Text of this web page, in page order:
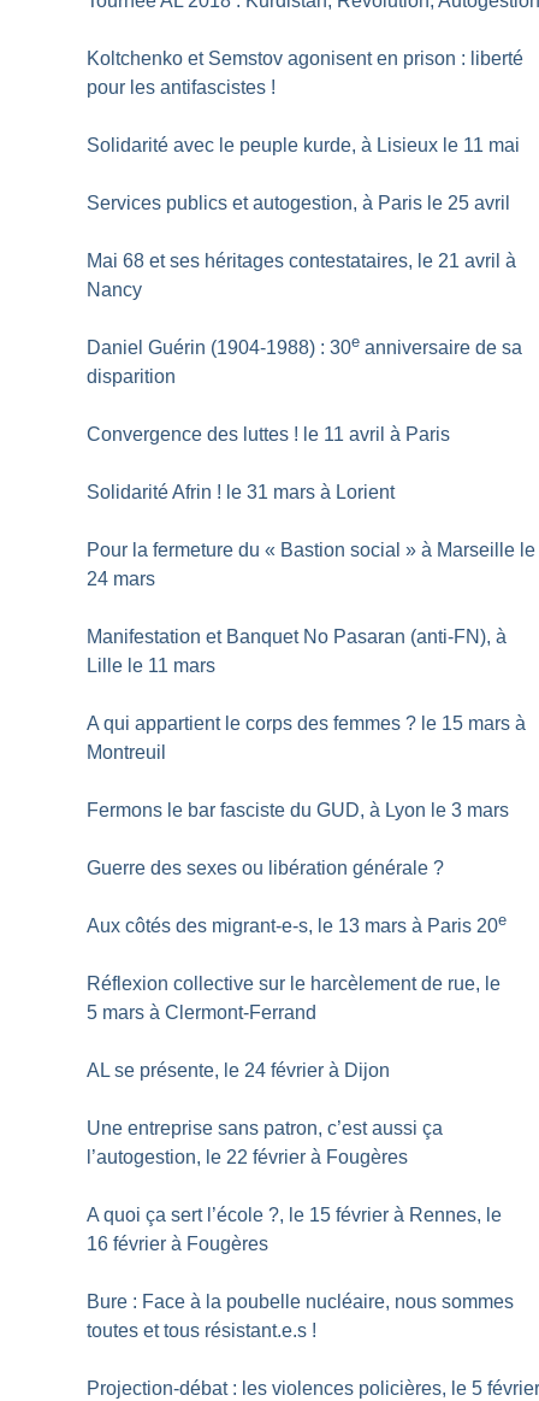
Koltchenko et Semstov agonisent en prison : liberté
pour les antifascistes !
Solidarité avec le peuple kurde, à Lisieux le 11 mai
Services publics et autogestion, à Paris le 25 avril
Mai 68 et ses héritages contestataires, le 21 avril à
Nancy
Daniel Guérin (1904-1988) : 30e anniversaire de sa
disparition
Convergence des luttes ! le 11 avril à Paris
Solidarité Afrin ! le 31 mars à Lorient
Pour la fermeture du « Bastion social » à Marseille le
24 mars
Manifestation et Banquet No Pasaran (anti-FN), à
Lille le 11 mars
A qui appartient le corps des femmes ? le 15 mars à
Montreuil
Fermons le bar fasciste du GUD, à Lyon le 3 mars
Guerre des sexes ou libération générale ?
Aux côtés des migrant-e-s, le 13 mars à Paris 20e
Réflexion collective sur le harcèlement de rue, le
5 mars à Clermont-Ferrand
AL se présente, le 24 février à Dijon
Une entreprise sans patron, c’est aussi ça
l’autogestion, le 22 février à Fougères
A quoi ça sert l’école ?, le 15 février à Rennes, le
16 février à Fougères
Bure : Face à la poubelle nucléaire, nous sommes
toutes et tous résistant.e.s !
Projection-débat : les violences policières, le 5